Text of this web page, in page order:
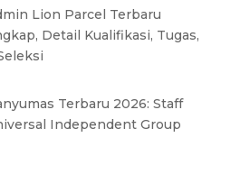
Lion Parcel Terbaru
Detail Kualifikasi, Tugas,
Terbaru 2026: Staff
Independent Group